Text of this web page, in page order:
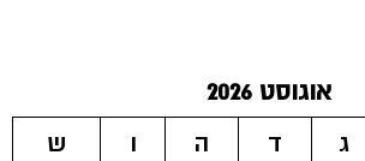
אוגוסט 2026
ג ד ה ו
ש